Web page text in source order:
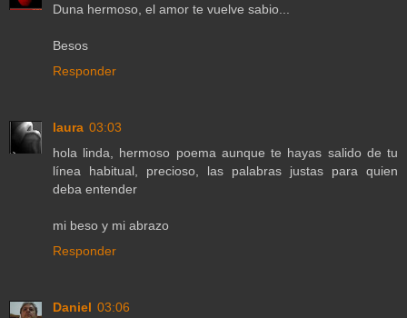
Duna hermoso, el amor te vuelve sabio...
Besos
Responder
laura 03:03
hola linda, hermoso poema aunque te hayas salido de tu
línea habitual, precioso, las palabras justas para quien
deba entender
mi beso y mi abrazo
Responder
Daniel 03:06